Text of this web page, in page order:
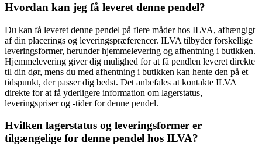
Hvordan kan jeg få leveret denne pendel?
Du kan få leveret denne pendel på flere måder hos ILVA, afhængigt
af din placerings og leveringspræferencer. ILVA tilbyder forskellige
leveringsformer, herunder hjemmelevering og afhentning i butikken.
Hjemmelevering giver dig mulighed for at få pendlen leveret direkte
til din dør, mens du med afhentning i butikken kan hente den på et
tidspunkt, der passer dig bedst. Det anbefales at kontakte ILVA
direkte for at få yderligere information om lagerstatus,
leveringspriser og -tider for denne pendel.
Hvilken lagerstatus og leveringsformer er
tilgængelige for denne pendel hos ILVA?